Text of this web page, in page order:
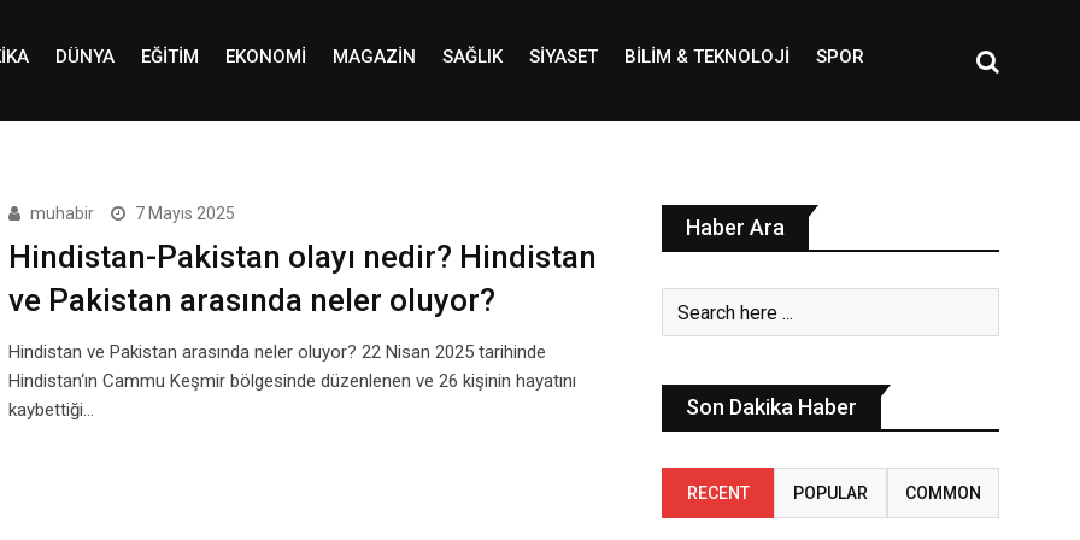
DÜNYA EĞITIM EKONOMI MAGAZIN SAĞLIK SIYASET BILIM & TEKNOLOJI SPOR
muhabir 7 Mayıs 2025
Hindistan-Pakistan olayı nedir? Hindistan
ve Pakistan arasında neler oluyor?
Hindistan ve Pakistan arasında neler oluyor? 22 Nisan 2025 tarihinde
Hindistan‘ın Cammu Keşmir bölgesinde düzenlenen ve 26 kişinin hayatını
kaybettiği…
Haber Ara
Son Dakika Haber
RECENT POPULAR COMMON